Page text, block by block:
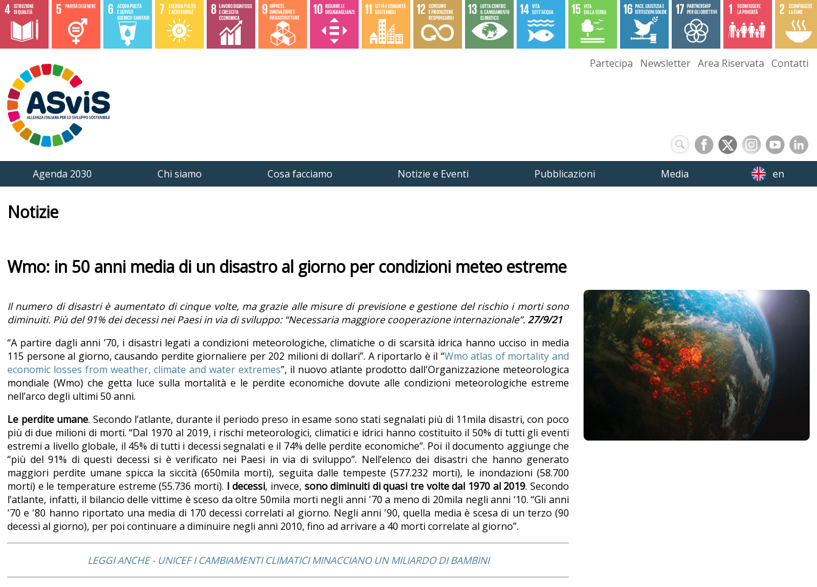
Partecipa Newsletter Area Riservata Contatti
Agenda 2030 Chi siamo Cosa facciamo Notizie e Eventi Pubblicazioni Media en
Notizie
Wmo: in 50 anni media di un disastro al giorno per condizioni meteo estreme
Il numero di disastri è aumentato di cinque volte, ma grazie alle misure di previsione e gestione del rischio i morti sono
diminuiti. Più del 91% dei decessi nei Paesi in via di sviluppo: “Necessaria maggiore cooperazione internazionale”.27/9/21
“A partire dagli anni ’70, i disastri legati a condizioni meteorologiche, climatiche o di scarsità idrica hanno ucciso in media
115 persone al giorno, causando perdite giornaliere per 202 milioni di dollari”. A riportarlo è il “Wmo atlas of mortality and
economic losses from weather, climate and water extremes”, il nuovo atlante prodotto dall'Organizzazione meteorologica
mondiale (Wmo) che getta luce sulla mortalità e le perdite economiche dovute alle condizioni meteorologiche estreme
nell’arco degli ultimi 50 anni.
Le perdite umane. Secondo l’atlante, durante il periodo preso in esame sono stati segnalati più di 11mila disastri, con poco
più di due milioni di morti. “Dal 1970 al 2019, i rischi meteorologici, climatici e idrici hanno costituito il 50% di tutti gli eventi
estremi a livello globale, il 45% di tutti i decessi segnalati e il 74% delle perdite economiche”. Poi il documento aggiunge che
“più del 91% di questi decessi si è verificato nei Paesi in via di sviluppo”. Nell’elenco dei disastri che hanno generato
maggiori perdite umane spicca la siccità (650mila morti), seguita dalle tempeste (577.232 morti), le inondazioni (58.700
morti) e le temperature estreme (55.736 morti). I decessi, invece, sono diminuiti di quasi tre volte dal 1970 al 2019. Secondo
l’atlante, infatti, il bilancio delle vittime è sceso da oltre 50mila morti negli anni '70 a meno di 20mila negli anni ‘10. “Gli anni
'70 e '80 hanno riportato una media di 170 decessi correlati al giorno. Negli anni '90, quella media è scesa di un terzo (90
decessi al giorno), per poi continuare a diminuire negli anni 2010, fino ad arrivare a 40 morti correlate al giorno”.
LEGGI ANCHE - UNICEF I CAMBIAMENTI CLIMATICI MINACCIANO UN MILIARDO DI BAMBINI